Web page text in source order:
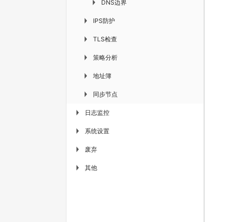
▶ DNS边界
▶ IPS防护
▶ TLS检查
▶ 策略分析
▶ 地址簿
▶ 同步节点
▶ 日志监控
▶ 系统设置
▶ 废弃
▶ 其他